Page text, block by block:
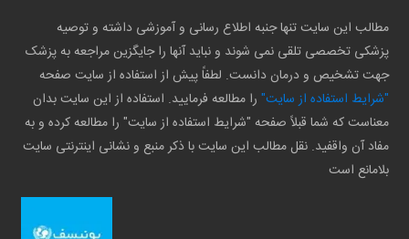
مطالب این سایت تنها جنبه اطلاع رسانی و آموزشی داشته و توصیه
پزشکی تخصصی تلقی نمی شوند و نباید آنها را جایگزین مراجعه به پزشک
جهت تشخیص و درمان دانست. لطفاً پیش از استفاده از سایت صفحه
"شرایط استفاده از سایت" را مطالعه فرمایید. استفاده از این سایت بدان
معناست که شما قبلاً صفحه "شرایط استفاده از سایت" را مطالعه کرده و به
مفاد آن واقفید. نقل مطالب این سایت با ذکر منبع و نشانی اینترنتی سایت
بلامانع است